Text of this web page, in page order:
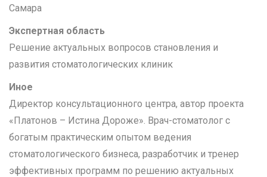
Самара
Экспертная область
Решение актуальных вопросов становления и
развития стоматологических клиник
Иное
Директор консультационного центра, автор проекта
«Платонов – Истина Дороже». Врач-стоматолог с
богатым практическим опытом ведения
стоматологического бизнеса, разработчик и тренер
эффективных программ по решению актуальных